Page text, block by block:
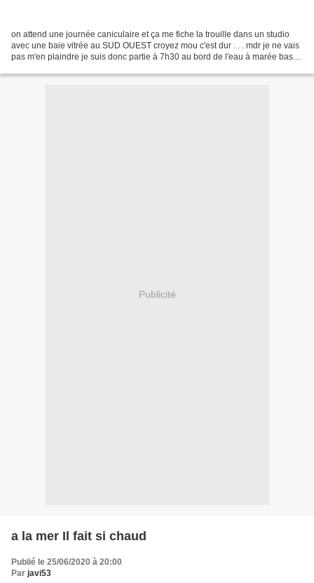
on attend une journée caniculaire et ça me fiche la trouille dans un studio
avec une baie vitrée au SUD OUEST croyez mou c'est dur . . . mdr je ne vais
pas m'en plaindre je suis donc partie à 7h30 au bord de l'eau à marée basse
Publicité
a la mer Il fait si chaud
Publié le 25/06/2020 à 20:00
Par javi53